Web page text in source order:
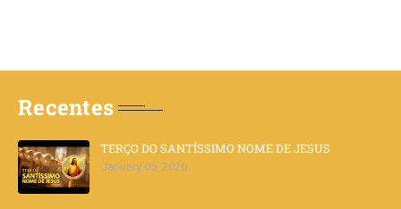
Recentes
TERÇO DO SANTÍSSIMO NOME DE JESUS
January 05, 2026